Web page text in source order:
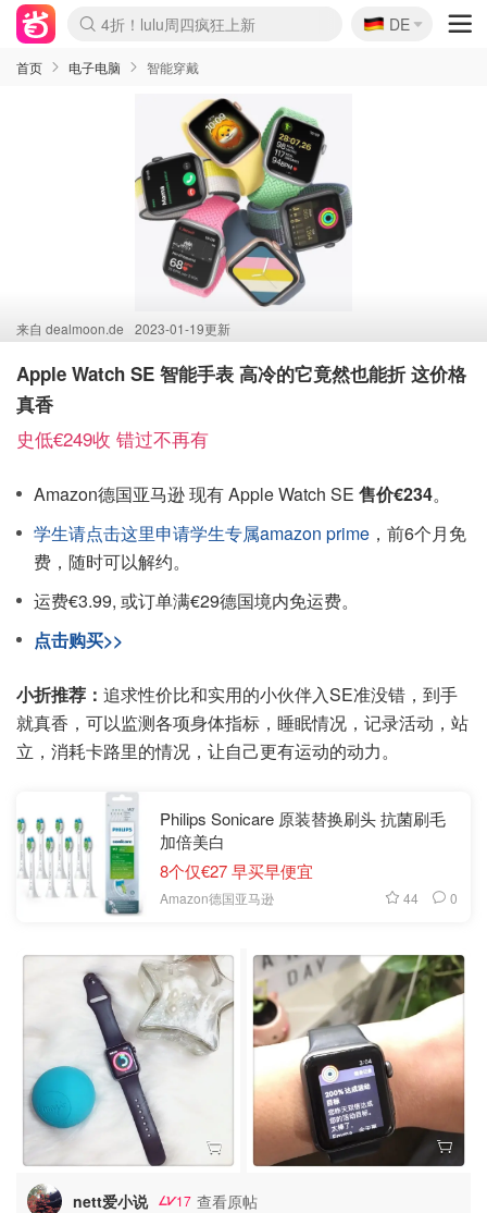
Boticinal 夏促开抢！
4折！lulu周四疯狂上新
还没结束！&OtherStories大促
Joybuy变相75折 随时失效
速领！Stanley独家85折
疑似霸哥！Camper额外叠85折
Zalando 奥莱闪促！每日更新
Moncler反季囤！5折起+叠9折
Coach Brooklyn仅€192
🇩🇪
DE
首页 电子电脑 智能穿戴
来自 dealmoon.de 2023-01-19更新
Apple Watch SE 智能手表 高冷的它竟然也能折 这价格
真香
史低€249收 错过不再有
Amazon德国亚马逊 现有 Apple Watch SE 售价€234。
学生请点击这里申请学生专属amazon prime ，前6个月免
费，随时可以解约。
运费€3.99, 或订单满€29德国境内免运费。
点击购买>>
小折推荐： 追求性价比和实用的小伙伴入SE准没错，到手
就真香，可以监测各项身体指标，睡眠情况，记录活动，站
立，消耗卡路里的情况，让自己更有运动的动力。
Philips Sonicare 原装替换刷头 抗菌刷毛
加倍美白
8个仅€27 早买早便宜
Amazon德国亚马逊 44 0
nett爱小说 17 查看原帖